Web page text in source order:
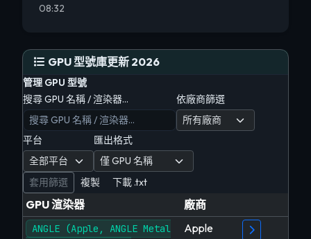
08:32
GPU 型號庫更新 2026
管理 GPU 型號
搜尋 GPU 名稱 / 渲染器…
依廠商篩選
平台 匯出格式
套用篩選 複製 下載 .txt
GPU 渲染器 廠商
ANGLE (Apple, ANGLE Metal
Apple